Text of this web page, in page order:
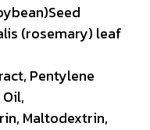
Seed
(rosemary) leaf
Pentylene
Maltodextrin,